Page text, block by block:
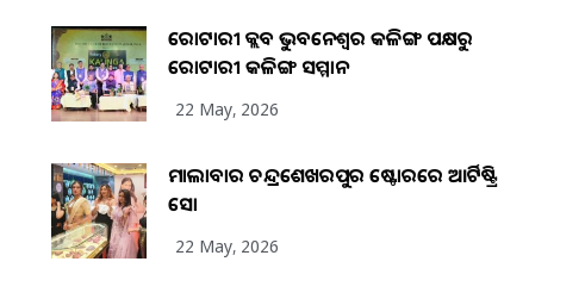
ରୋଟାରୀ କ୍ଲବ ଭୁବନେଶ୍ୱର କଳିଙ୍ଗ ପକ୍ଷରୁ
ରୋଟାରୀ କଳିଙ୍ଗ ସମ୍ମାନ
22 May, 2026
ମାଲାବାର ଚନ୍ଦ୍ରଶେଖରପୁର ଷ୍ଟୋରରେ ଆର୍ଟିଷ୍ଟ୍ରି
ସୋ
22 May, 2026